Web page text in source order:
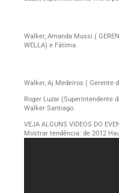
Walker, Amanda Mussi (
WELLA) e Fátima.
Walker, Aj Medeiros ( Gerente
Roger Luzar (Superintendente
Walker Santiago.
VEJA ALGUNS VIDEOS DO
Mostrar tendência: de 2012